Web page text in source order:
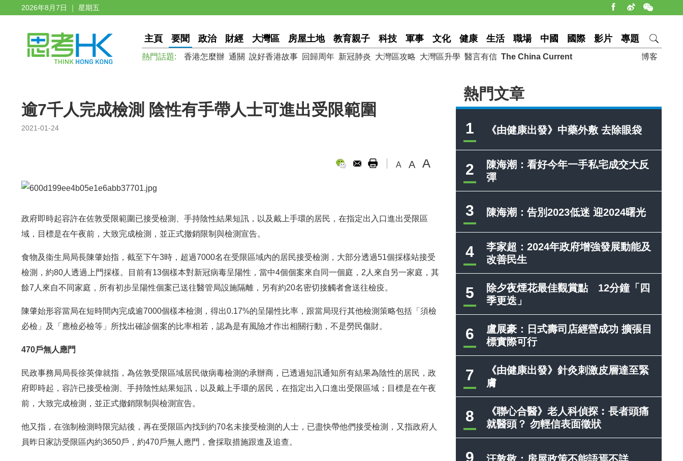
2026年8月7日 ｜ 星期五
主頁 要聞 政治 財經 大灣區 房屋土地 教育親子 科技 軍事 文化 健康 生活 職場 中國 國際 影片 專題
博客
熱門話題: 香港怎麼辦 通關 說好香港故事 回歸周年 新冠肺炎 大灣區攻略 大灣區升學 醫言有信 The China Current
熱門文章
1 《由健康出發》中藥外敷 去除眼袋
2
陳海潮：看好今年一手私宅成交大反
彈
3 陳海潮：告別2023低迷 迎2024曙光
4
李家超：2024年政府增強發展動能及
改善民生
5
除夕夜煙花最佳觀賞點 12分鐘「四
季更迭」
6
盧展豪：日式壽司店經營成功 擴張目
標實際可行
7
《由健康出發》針灸刺激皮層達至緊
膚
8
《聯心合醫》老人科偵探︰長者頭痛
就醫頭？ 勿輕信表面徵狀
9
逾7千人完成檢測 陰性有手帶人士可進出受限範圍
2021-01-24
A A A
政府即時起容許在佐敦受限範圍已接受檢測、手持陰性結果短訊，以及戴上手環的居民，在指定出入口進出受限區
域，目標是在午夜前，大致完成檢測，並正式撤銷限制與檢測宣告。
食物及衞生局局長陳肇始指，截至下午3時，超過7000名在受限區域內的居民接受檢測，大部分透過51個採樣站接受
檢測，約80人透過上門採樣。目前有13個樣本對新冠病毒呈陽性，當中4個個案來自同一個庭，2人來自另一家庭，其
餘7人來自不同家庭，所有初步呈陽性個案已送往醫管局設施隔離，另有約20名密切接觸者會送往檢疫。
陳肇始形容當局在短時間內完成逾7000個樣本檢測，得出0.17%的呈陽性比率，跟當局現行其他檢測策略包括「須檢
必檢」及「應檢必檢等」所找出確診個案的比率相若，認為是有風險才作出相關行動，不是勞民傷財。
470戶無人應門
民政事務局局長徐英偉就指，為佐敦受限區域居民做病毒檢測的承辦商，已透過短訊通知所有結果為陰性的居民，政
府即時起，容許已接受檢測、手持陰性結果短訊，以及戴上手環的居民，在指定出入口進出受限區域；目標是在午夜
前，大致完成檢測，並正式撤銷限制與檢測宣告。
他又指，在強制檢測時限完結後，再在受限區內找到約70名未接受檢測的人士，已盡快帶他們接受檢測，又指政府人
員昨日家訪受限區內約3650戶，約470戶無人應門，會採取措施跟進及追查。